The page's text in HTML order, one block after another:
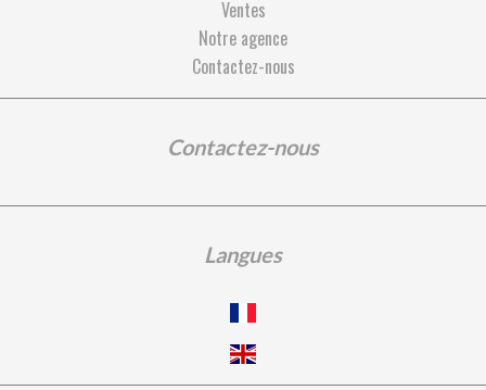
Ventes
Notre agence
Contactez-nous
Contactez-nous
Langues